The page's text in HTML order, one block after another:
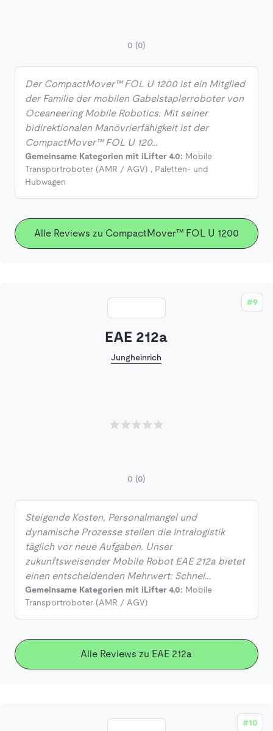
0 (0)
Der CompactMover™ FOL U 1200 ist ein Mitglied
der Familie der mobilen Gabelstaplerroboter von
Oceaneering Mobile Robotics. Mit seiner
bidirektionalen Manövrierfähigkeit ist der
CompactMover™ FOL U 120…
Gemeinsame Kategorien mit iLifter 4.0: Mobile
Transportroboter (AMR / AGV) , Paletten- und
Hubwagen
Alle Reviews zu CompactMover™ FOL U 1200
#9
EAE 212a
Jungheinrich
0 (0)
Steigende Kosten, Personalmangel und
dynamische Prozesse stellen die Intralogistik
täglich vor neue Aufgaben. Unser
zukunftsweisender Mobile Robot EAE 212a bietet
einen entscheidenden Mehrwert: Schnel…
Gemeinsame Kategorien mit iLifter 4.0: Mobile
Transportroboter (AMR / AGV)
Alle Reviews zu EAE 212a
#10